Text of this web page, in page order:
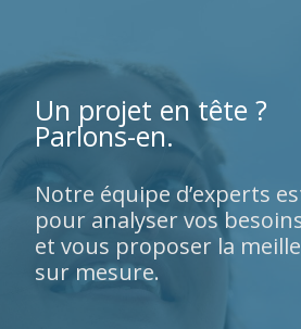
Un projet en tête ?
Parlons-en.
Notre équipe d’experts
pour analyser vos
et vous proposer la
sur mesure.